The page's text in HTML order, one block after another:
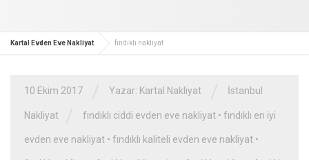
Kartal Evden Eve Nakliyat fındıklı nakliyat
10 Ekim 2017 Yazar: Kartal Nakliyat İstanbul
Nakliyat fındıklı ciddi evden eve nakliyat • fındıklı en iyi
evden eve nakliyat • fındıklı kaliteli evden eve nakliyat •